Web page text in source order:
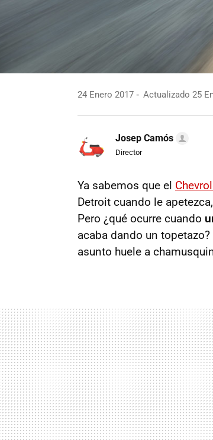
24 Enero 2017 Actualizado 25
Josep Camós
Director
Ya sabemos que el
Detroit cuando le
Pero ¿qué ocurre cuando
acaba dando un topetazo?
asunto huele a